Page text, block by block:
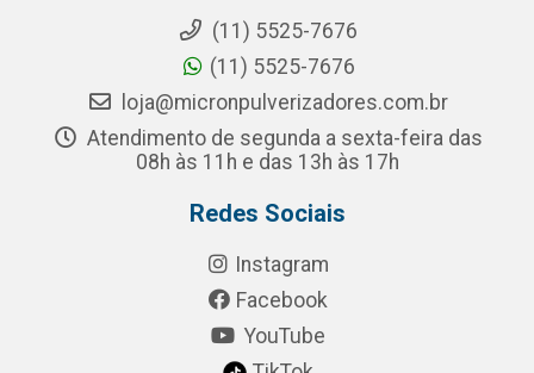
(11) 5525-7676
(11) 5525-7676
loja@micronpulverizadores.com.br
Atendimento de segunda a sexta-feira das
08h às 11h e das 13h às 17h
Redes Sociais
Instagram
Facebook
YouTube